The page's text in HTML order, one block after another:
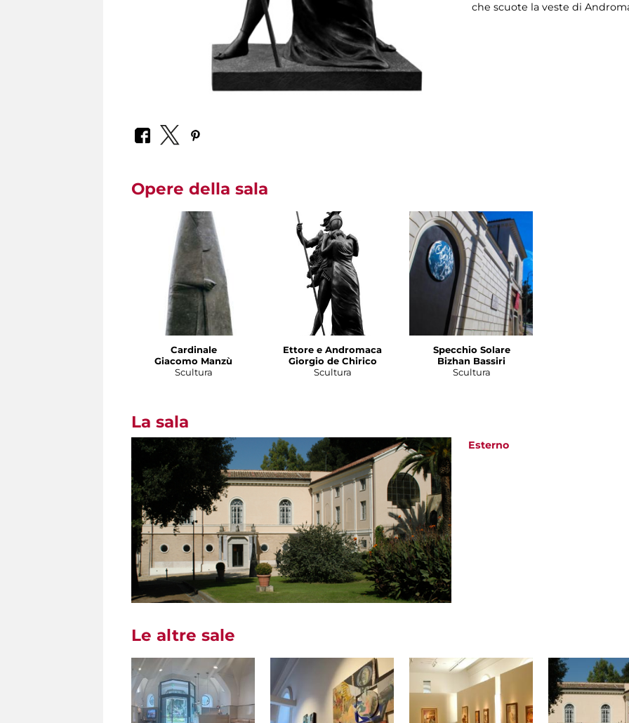
che scuote la veste di
Opere della sala
Cardinale
Giacomo Manzù
Scultura
Ettore e Andromaca
Giorgio de Chirico
Scultura
Specchio Solare
Bizhan Bassiri
Scultura
La sala
Esterno
Le altre sale